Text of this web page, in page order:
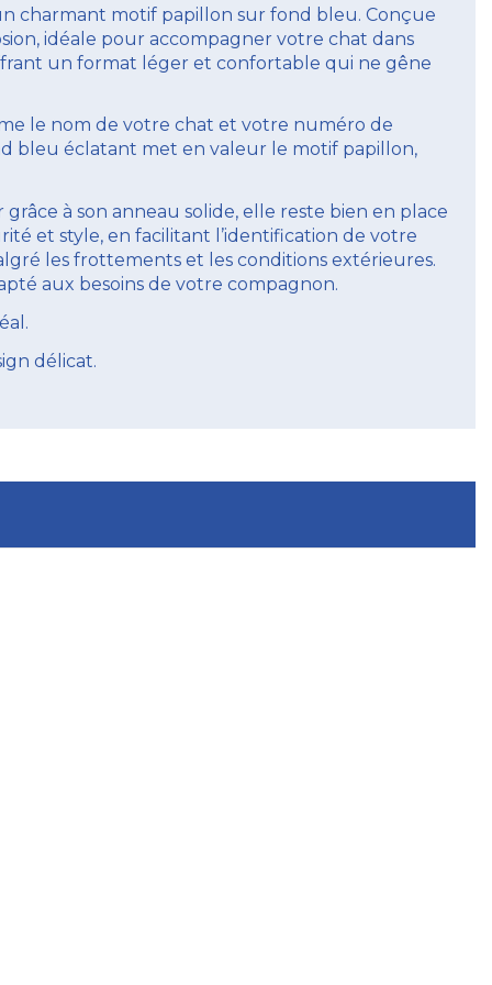
charmant motif papillon sur fond bleu. Conçue
idéale pour accompagner votre chat dans
un format léger et confortable qui ne gêne
le nom de votre chat et votre numéro de
bleu éclatant met en valeur le motif papillon,
à son anneau solide, elle reste bien en place
et style, en facilitant l’identification de votre
les frottements et les conditions extérieures.
aux besoins de votre compagnon.
délicat.